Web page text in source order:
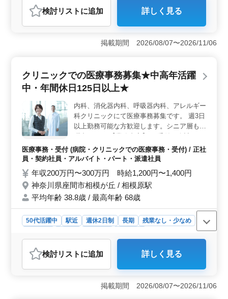
おすすめポイント
＜車通勤が可能で通勤の利便性あり＞ 北杜市の病院
で、マイカー通勤が可能なため、遠方からの通勤も快適
出勤できます。駐車場も完備しており、通勤ストレスを
す。診療報酬請求業務の経験があれば、ブランクがあっ
ても安心して再スタートを切れるようサポートします。
年齢を問わず、これまでの経験を活かし、長く働ける職
場です。 ＜充実した福利厚生と安定した収入＞ 賞
与が年2回あり、前年度実績で3ヶ月分が支給されるな
ど、安定した収入が見込めます。さらに、週休2日制で木
曜日と日曜日、祝日が休みのため、プライベートの時間
っており、安心して働ける環境です。
検討リスト に追加 詳しく見る
掲載期間 2026/08/07〜2026/11/06
クリニックでの医療事務募集★中高年活躍
中・年間休日125日以上★
内科、消化器内科、呼吸器内科、アレルギー
科クリニックにて医療事務募集です。 週3日
以上勤務可能な方歓迎します。シニア層も活
躍中です！ 【業務内容】 ・受付、会計 ・レ
セプトの作成 ・カルテの作成 ・電子カルテ
の入力 ・診療補助 ・院長の仕事の補佐 現在
クラーク等今までの経験を活かして働ける方
を募集！ 皆様のご応募お待ちしておりま
す。
医療事務・受付 (病院・クリニックでの医療事務・受付) / 正社
員・契約社員・アルバイト・パート・派遣社員
年収200万円〜300万円 時給1,200円〜1,400円
神奈川県座間市相模が丘 / 相模原駅
平均年齢 38.8歳 / 最高年齢 68歳
50代活躍中 駅近 週休2日制 長期
残業なし・少なめ
医療事務・受付
おすすめポイント
＜シニア層の活躍＞ 経験豊富な中高年が積極的に活躍
中のクリニックです。 医療事務経験を活かし、安定し
た環境で働けます。 ＜働きやすさ＞ 週3日以上の勤
検討リスト に追加 詳しく見る
掲載期間 2026/08/07〜2026/11/06